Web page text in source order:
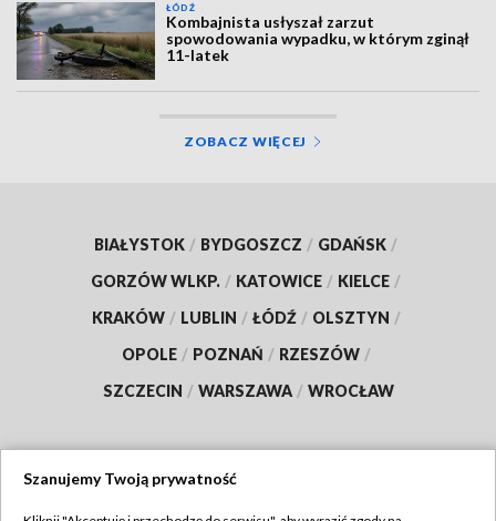
ŁÓDŹ
Kombajnista usłyszał zarzut
spowodowania wypadku, w którym zginął
11-latek
ZOBACZ WIĘCEJ
BIAŁYSTOK / BYDGOSZCZ / GDAŃSK /
GORZÓW WLKP. / KATOWICE / KIELCE /
KRAKÓW / LUBLIN / ŁÓDŹ / OLSZTYN /
OPOLE / POZNAŃ / RZESZÓW /
SZCZECIN / WARSZAWA / WROCŁAW
Szanujemy Twoją prywatność